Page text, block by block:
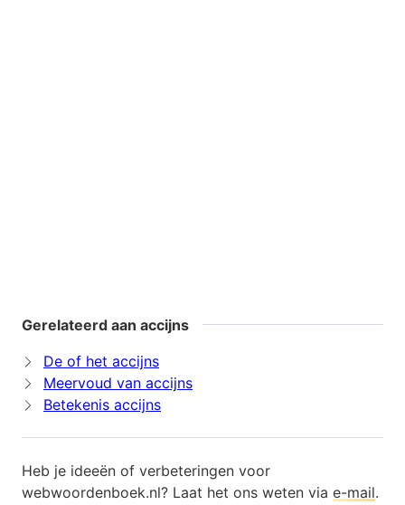
Gerelateerd aan accijns
De of het accijns
Meervoud van accijns
Betekenis accijns
Heb je ideeën of verbeteringen voor
webwoordenboek.nl? Laat het ons weten via e-mail.